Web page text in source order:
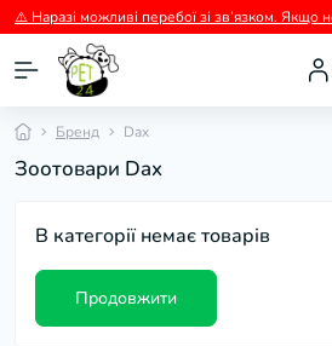
Бренд Dax
Зоотовари Dax
В категорії немає товарів
Продовжити